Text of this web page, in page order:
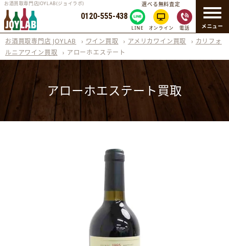
メニュー
お酒買取専門店JOYLAB(ジョイラボ)
0120-555-438
選べる無料査定
LINE オンライン 電話
お酒買取専門店 JOYLAB › ワイン買取 › アメリカワイン買取 › カリフォ
ルニアワイン買取
› アローホエステート
アローホエステート買取